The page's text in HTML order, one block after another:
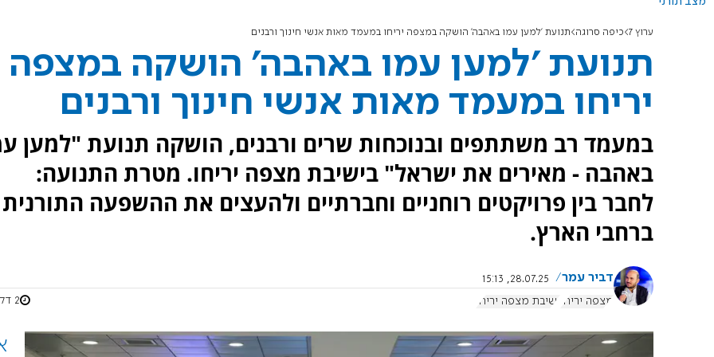
ערוץ 7 כיפה סרוגה תנועת 'למען עמו באהבה' הושקה במצפה יריחו במעמד מאות אנשי חינוך ורבנים
תנועת 'למען עמו באהבה' הושקה במצפה
יריחו במעמד מאות אנשי חינוך ורבנים
במעמד רב משתתפים ובנוכחות שרים ורבנים, הושקה תנועת "למען
באהבה - מאירים את ישראל" בישיבת מצפה יריחו. מטרת התנועה:
לחבר בין פרויקטים רוחניים וחברתיים ולהעצים את ההשפעה התורנית
ברחבי הארץ.
דביר עמר
28.07.25, 15:13
מצפה יריחו
ישיבת מצפה יריחו 2 דקות